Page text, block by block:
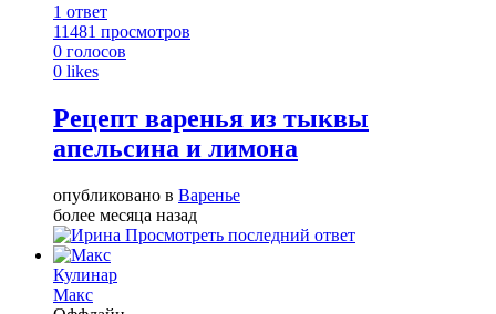
1 ответ
11481 просмотров
0 голосов
0 likes
Рецепт варенья из тыквы
апельсина и лимона
опубликовано в Варенье
более месяца назад
Просмотреть последний ответ
Кулинар
Макс